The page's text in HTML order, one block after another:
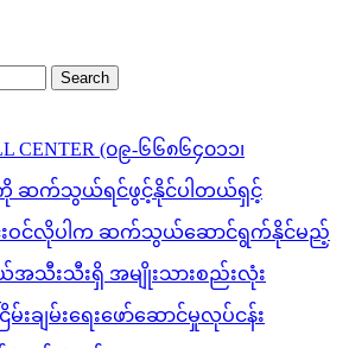
CENTER (၀၉-၆၆၈၆၄၀၁၁၊
ကို ဆက်သွယ်ရင်ဖွင့်နိုင်ပါတယ်ရှင့်
င်းဝင်လိုပါက ဆက်သွယ်ဆောင်ရွက်နိုင်မည့်
အသီးသီးရှိ အမျိုးသားစည်းလုံး
းချမ်းရေးဖော်ဆောင်မှုလုပ်ငန်း